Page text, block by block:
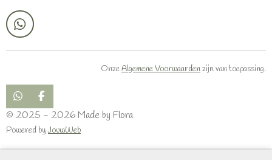
W
h
a
A
p
p
OnzeAlgemene Voorwaardenzijn van toepassing.
W
h
t
F
a
e
© 2025 - 2026 Made by Flora
Powered by JouwWeb